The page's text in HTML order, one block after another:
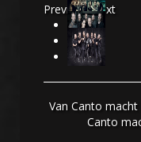
Previous Next
Van Canto macht
Canto